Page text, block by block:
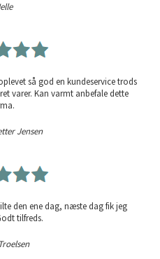
så god en kundeservice trods
varer. Kan varmt anbefale dette
Jensen
den ene dag, næste dag fik jeg
tilfreds.